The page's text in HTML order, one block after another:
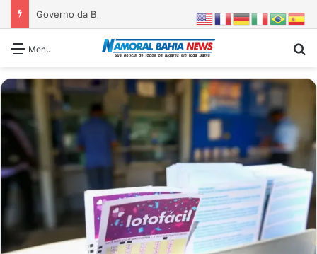
Governo da Bahia entrega 1ª etapa da requalificação do Parque Metropolitano de Pituaçu
Menu